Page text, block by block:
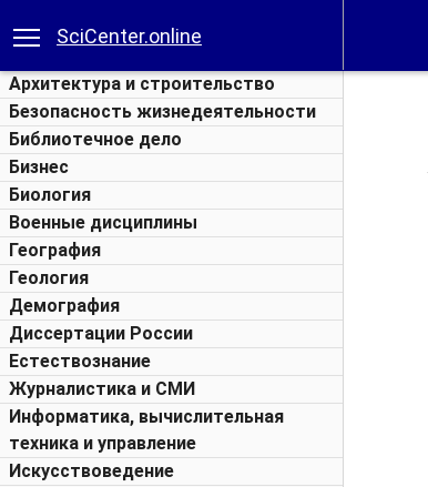
SciCenter.online
Архитектура и строительство
Безопасность жизнедеятельности
Библиотечное дело
Бизнес
Биология
Военные дисциплины
География
Геология
Демография
Диссертации России
Естествознание
Журналистика и СМИ
Информатика, вычислительная
техника и управление
Искусствоведение